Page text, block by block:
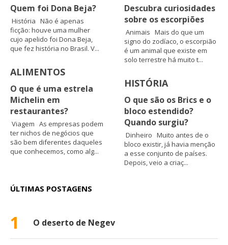
Quem foi Dona Beja?
História Não é apenas
ficção: houve uma mulher
cujo apelido foi Dona Beja,
que fez história no Brasil. V...
ALIMENTOS
O que é uma estrela
Michelin em
restaurantes?
Viagem As empresas podem
ter nichos de negócios que
são bem diferentes daqueles
que conhecemos, como alg...
Descubra curiosidades
sobre os escorpiões
Animais Mais do que um
signo do zodíaco, o escorpião
é um animal que existe em
solo terrestre há muito t...
HISTÓRIA
O que são os Brics e o
bloco estendido?
Quando surgiu?
Dinheiro Muito antes de o
bloco existir, já havia menção
a esse conjunto de países.
Depois, veio a criaç...
ÚLTIMAS POSTAGENS
1 O deserto de Negev